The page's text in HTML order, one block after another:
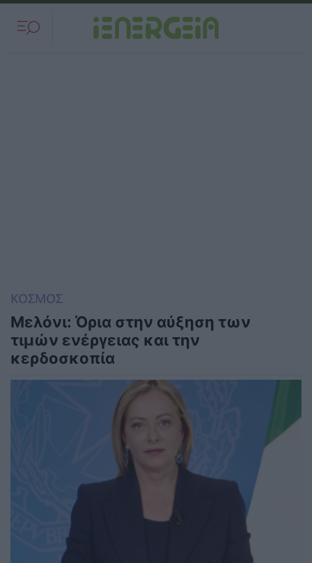
ΚΟΣΜΟΣ
Μελόνι: Όρια στην αύξηση των
τιμών ενέργειας και την
κερδοσκοπία